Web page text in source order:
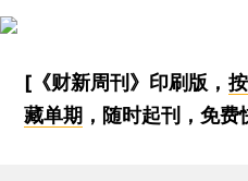
[《财新周刊》印刷版，
藏单期 ，随时起刊，免费